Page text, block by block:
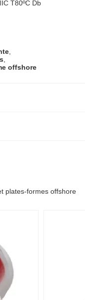
T80ºC Db
offshore
plates-formes offshore